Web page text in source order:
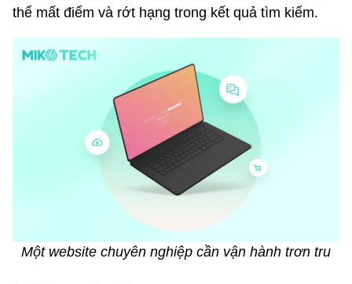
thể mất điểm và rớt hạng trong kết quả tìm kiếm.
Một website chuyên nghiệp cần vận hành trơn tru